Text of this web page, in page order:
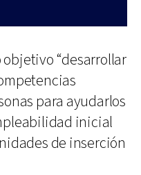
“desarrollar
para ayudarlos
inicial
de inserción